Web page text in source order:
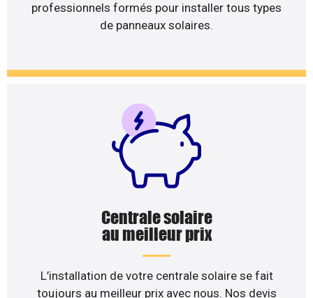
professionnels formés pour installer tous types
de panneaux solaires.
Centrale solaire
au meilleur prix
L’installation de votre centrale solaire se fait
toujours au meilleur prix avec nous. Nos devis